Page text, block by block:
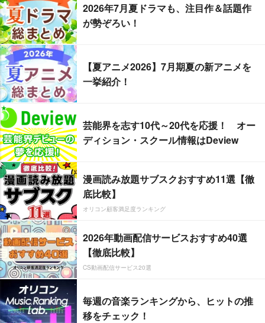
2026年7月夏ドラマも、注目作＆話題作
が勢ぞろい！
【夏アニメ2026】7月期夏の新アニメを
一挙紹介！
芸能界を志す10代～20代を応援！ オー
ディション・スクール情報はDeview
漫画読み放題サブスクおすすめ11選【徹
底比較】
オリコン顧客満足度ランキング
2026年動画配信サービスおすすめ40選
【徹底比較】
CS動画配信サービス20選
毎週の音楽ランキングから、ヒットの推
移をチェック！